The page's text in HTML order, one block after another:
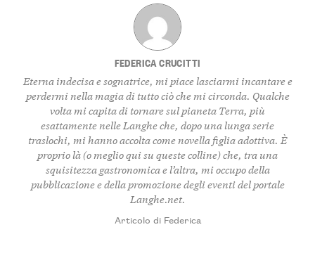
FEDERICA CRUCITTI
Eterna indecisa e sognatrice, mi piace lasciarmi incantare e
perdermi nella magia di tutto ciò che mi circonda. Qualche
volta mi capita di tornare sul pianeta Terra, più
esattamente nelle Langhe che, dopo una lunga serie
traslochi, mi hanno accolta come novella figlia adottiva. È
proprio là (o meglio qui su queste colline) che, tra una
squisitezza gastronomica e l’altra, mi occupo della
pubblicazione e della promozione degli eventi del portale
Langhe.net.
Articolo di Federica